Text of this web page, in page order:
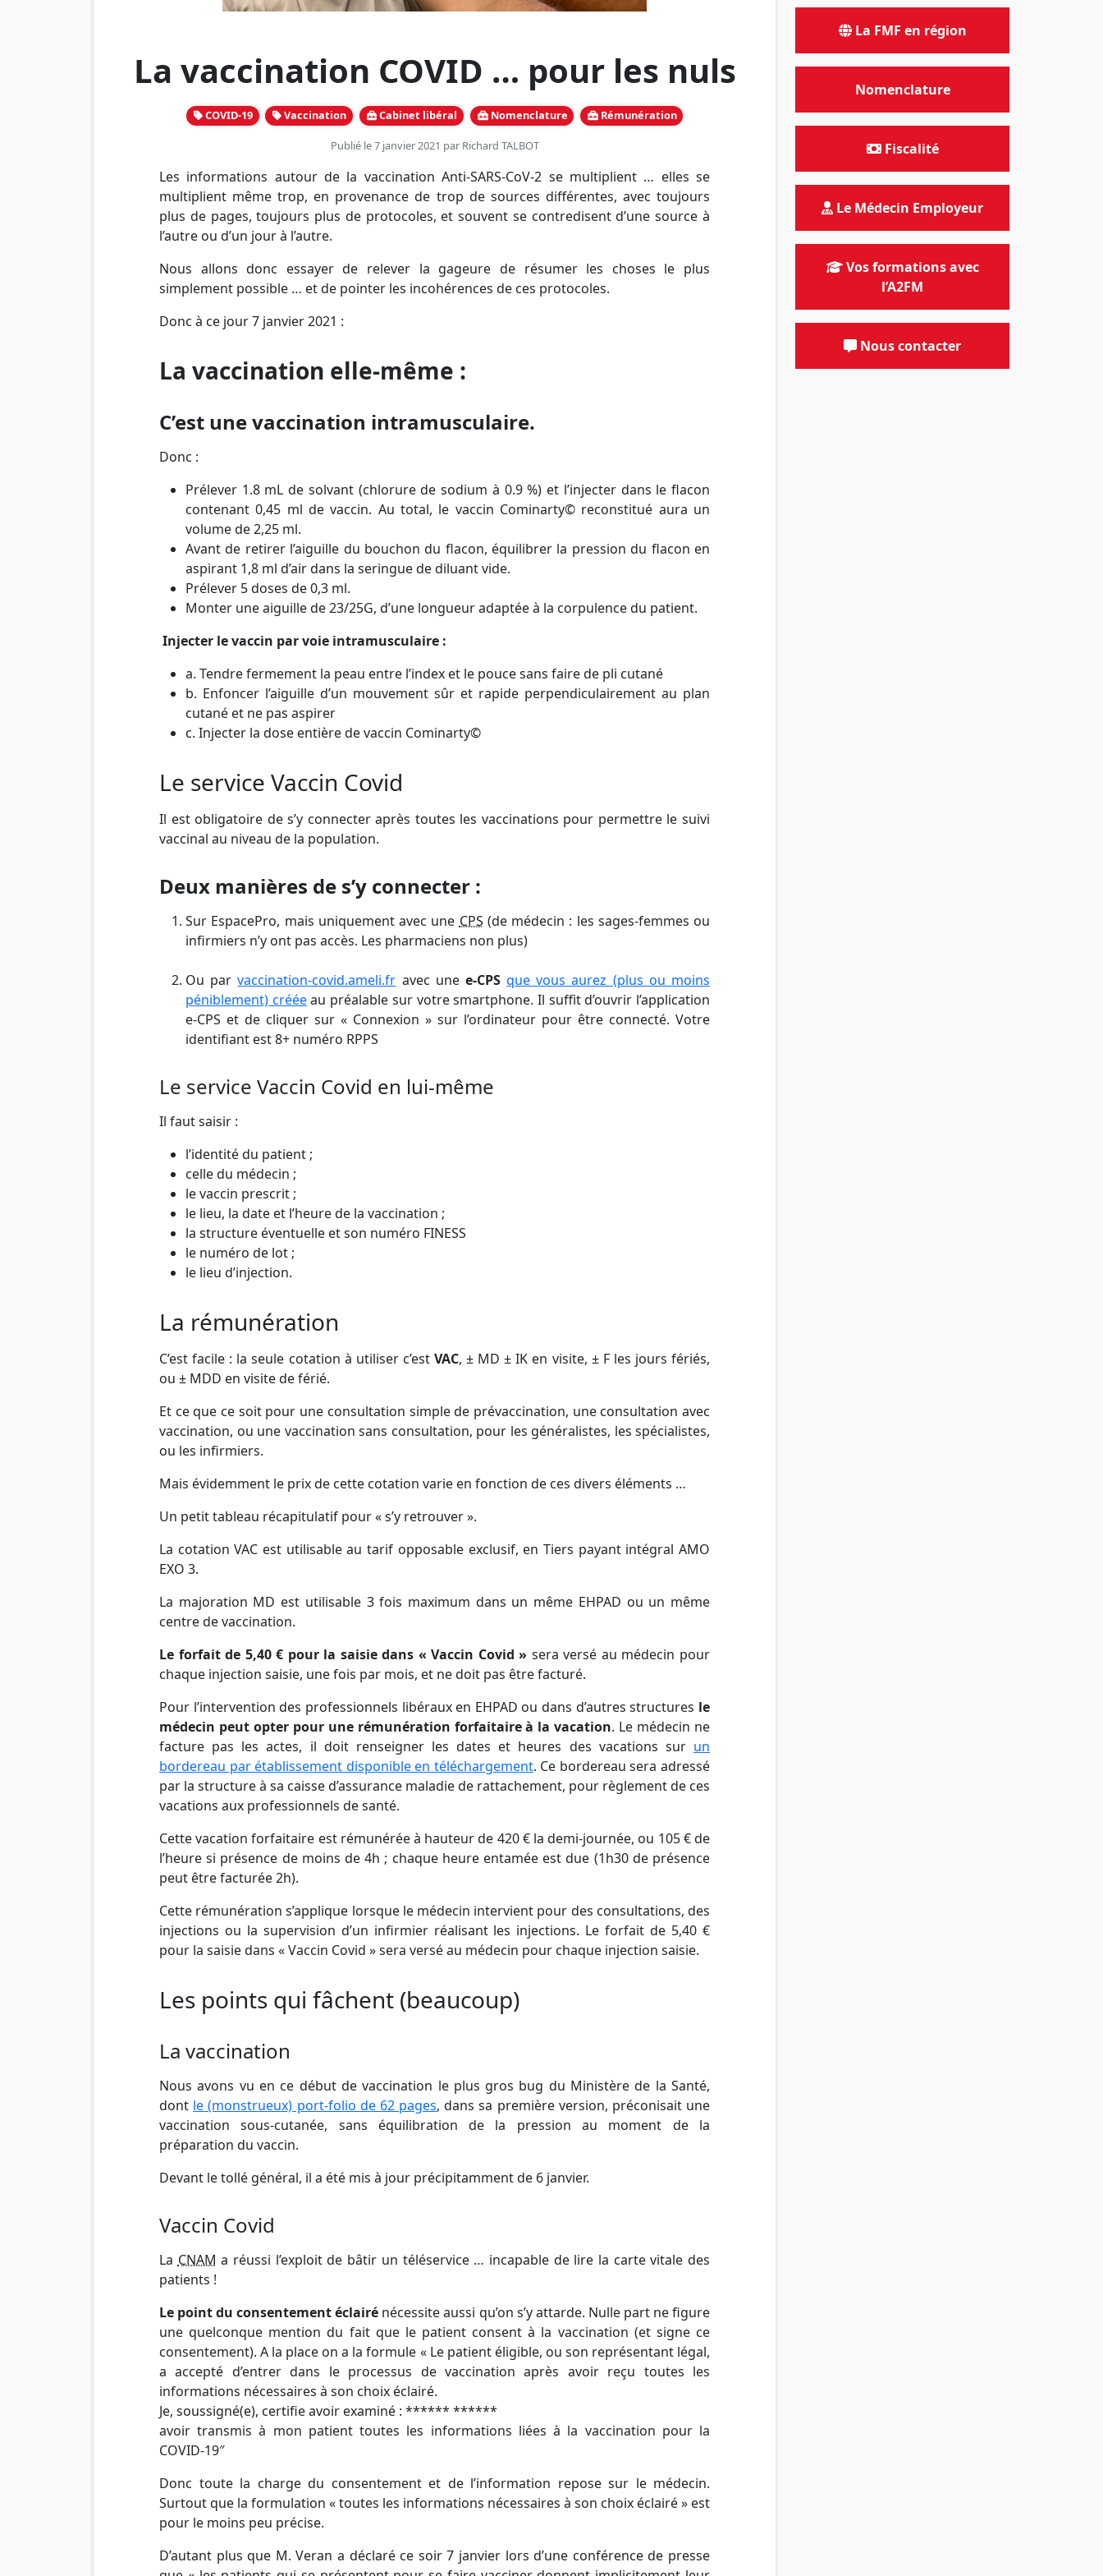
La vaccination COVID … pour les nuls
COVID-19 Vaccination Cabinet libéral Nomenclature Rémunération
Publié le 7 janvier 2021 par Richard TALBOT
Les informations autour de la vaccination Anti-SARS-CoV-2 se multiplient … elles se
multiplient même trop, en provenance de trop de sources différentes, avec toujours
plus de pages, toujours plus de protocoles, et souvent se contredisent d’une source à
l’autre ou d’un jour à l’autre.
Nous allons donc essayer de relever la gageure de résumer les choses le plus
simplement possible … et de pointer les incohérences de ces protocoles.
Donc à ce jour 7 janvier 2021 :
La vaccination elle-même :
C’est une vaccination intramusculaire.
Donc :
Prélever 1.8 mL de solvant (chlorure de sodium à 0.9 %) et l’injecter dans le flacon
contenant 0,45 ml de vaccin. Au total, le vaccin Cominarty© reconstitué aura un
volume de 2,25 ml.
Avant de retirer l’aiguille du bouchon du flacon, équilibrer la pression du flacon en
aspirant 1,8 ml d’air dans la seringue de diluant vide.
Prélever 5 doses de 0,3 ml.
Monter une aiguille de 23/25G, d’une longueur adaptée à la corpulence du patient.
Injecter le vaccin par voie intramusculaire :
a. Tendre fermement la peau entre l’index et le pouce sans faire de pli cutané
b. Enfoncer l’aiguille d’un mouvement sûr et rapide perpendiculairement au plan
cutané et ne pas aspirer
c. Injecter la dose entière de vaccin Cominarty©
Le service Vaccin Covid
Il est obligatoire de s’y connecter après toutes les vaccinations pour permettre le suivi
vaccinal au niveau de la population.
Deux manières de s’y connecter :
Sur EspacePro, mais uniquement avec une CPS (de médecin : les sages-femmes ou
infirmiers n’y ont pas accès. Les pharmaciens non plus)
Ou parvaccination-covid.ameli.fr avec une e-CPS que vous aurez (plus ou moins
péniblement) crééeau préalable sur votre smartphone. Il suffit d’ouvrir l’application
e-CPS et de cliquer sur « Connexion » sur l’ordinateur pour être connecté. Votre
identifiant est 8+ numéro RPPS
Le service Vaccin Covid en lui-même
Il faut saisir :
l’identité du patient ;
celle du médecin ;
le vaccin prescrit ;
le lieu, la date et l’heure de la vaccination ;
la structure éventuelle et son numéro FINESS
le numéro de lot ;
le lieu d’injection.
La rémunération
C’est facile : la seule cotation à utiliser c’est VAC, ± MD ± IK en visite, ± F les jours fériés,
ou ± MDD en visite de férié.
Et ce que ce soit pour une consultation simple de prévaccination, une consultation avec
vaccination, ou une vaccination sans consultation, pour les généralistes, les spécialistes,
ou les infirmiers.
Mais évidemment le prix de cette cotation varie en fonction de ces divers éléments …
Un petit tableau récapitulatif pour « s’y retrouver ».
La cotation VAC est utilisable au tarif opposable exclusif, en Tiers payant intégral AMO
EXO 3.
La majoration MD est utilisable 3 fois maximum dans un même EHPAD ou un même
centre de vaccination.
Le forfait de 5,40 € pour la saisie dans « Vaccin Covid » sera versé au médecin pour
chaque injection saisie, une fois par mois, et ne doit pas être facturé.
Pour l’intervention des professionnels libéraux en EHPAD ou dans d’autres structures le
médecin peut opter pour une rémunération forfaitaire à la vacation. Le médecin ne
facture pas les actes, il doit renseigner les dates et heures des vacations sur un
bordereau par établissement disponible en téléchargement. Ce bordereau sera adressé
par la structure à sa caisse d’assurance maladie de rattachement, pour règlement de ces
vacations aux professionnels de santé.
Cette vacation forfaitaire est rémunérée à hauteur de 420 € la demi-journée, ou 105 € de
l’heure si présence de moins de 4h ; chaque heure entamée est due (1h30 de présence
peut être facturée 2h).
Cette rémunération s’applique lorsque le médecin intervient pour des consultations, des
injections ou la supervision d’un infirmier réalisant les injections. Le forfait de 5,40 €
pour la saisie dans « Vaccin Covid » sera versé au médecin pour chaque injection saisie.
Les points qui fâchent (beaucoup)
La vaccination
Nous avons vu en ce début de vaccination le plus gros bug du Ministère de la Santé,
dont le (monstrueux) port-folio de 62 pages, dans sa première version, préconisait une
vaccination sous-cutanée, sans équilibration de la pression au moment de la
préparation du vaccin.
Devant le tollé général, il a été mis à jour précipitamment de 6 janvier.
Vaccin Covid
La CNAM a réussi l’exploit de bâtir un téléservice … incapable de lire la carte vitale des
patients !
Le point du consentement éclairé nécessite aussi qu’on s’y attarde. Nulle part ne figure
une quelconque mention du fait que le patient consent à la vaccination (et signe ce
consentement). A la place on a la formule « Le patient éligible, ou son représentant légal,
a accepté d’entrer dans le processus de vaccination après avoir reçu toutes les
informations nécessaires à son choix éclairé.
Je, soussigné(e), certifie avoir examiné : ****** ******
avoir transmis à mon patient toutes les informations liées à la vaccination pour la
COVID-19″
Donc toute la charge du consentement et de l’information repose sur le médecin.
Surtout que la formulation « toutes les informations nécessaires à son choix éclairé » est
pour le moins peu précise.
D’autant plus que M. Veran a déclaré ce soir 7 janvier lors d’une conférence de presse
La FMF en région
Nomenclature
Fiscalité
Le Médecin Employeur
Vos formations avec
l’A2FM
Nous contacter